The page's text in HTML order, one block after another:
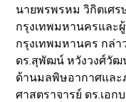
นายพรพรหม วิกิตเศ
กรุงเทพมหานครและ
กรุงเทพมหานคร กล่
ดร.สุพัฒน์ หวังวงศ์วัฒ
ด้านมลพิษอากาศและ
ศาสตราจารย์ ดร.เอ